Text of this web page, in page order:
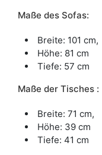
Maße des Sofas:
Breite: 101 cm,
Höhe: 81 cm
Tiefe: 57 cm
Maße der Tisches :
Breite: 71 cm,
Höhe: 39 cm
Tiefe: 41 cm